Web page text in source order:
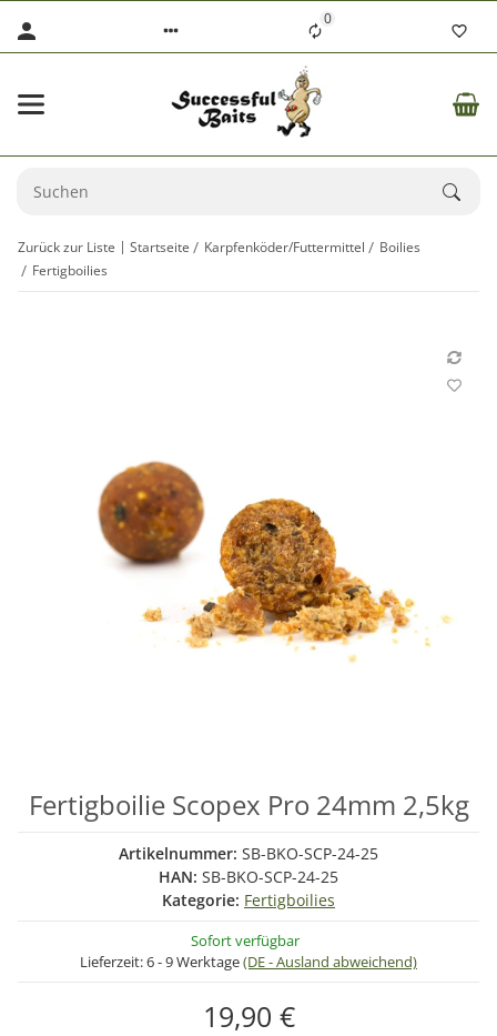
0
Zurück zur Liste Startseite Karpfenköder/Futtermittel
Boilies
Fertigboilies
Fertigboilie Scopex Pro 24mm 2,5kg
Artikelnummer: SB-BKO-SCP-24-25
HAN: SB-BKO-SCP-24-25
Kategorie: Fertigboilies
Sofort verfügbar
Lieferzeit:6 - 9 Werktage(DE - Ausland abweichend)
19,90 €